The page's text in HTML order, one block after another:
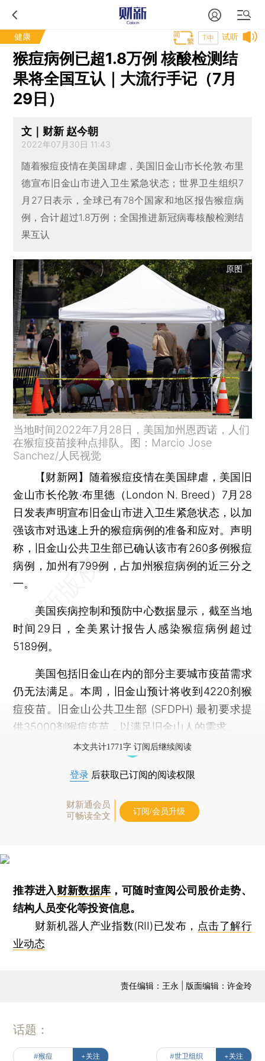
健康 试听
T中
猴痘病例已超1.8万例 核酸检测结
果将全国互认｜大流行手记（7月
29日）
文｜财新 赵今朝
2022年07月30日 11:43
随着猴痘疫情在美国肆虐，美国旧金山市长伦敦·布里
德宣布旧金山市进入卫生紧急状态；世界卫生组织7
月27日表示，全球已有78个国家和地区报告猴痘病
例，合计超过1.8万例；全国推进新冠病毒核酸检测结
果互认
原图
当地时间2022年7月28日，美国加州恩西诺，人们
在猴痘疫苗接种点排队。图：Marcio Jose
Sanchez/人民视觉
【财新网】 随着猴痘疫情在美国肆虐，美国旧
金山市长伦敦·布里德（London N. Breed）7月28
日发表声明宣布旧金山市进入卫生紧急状态，以加
强该市对迅速上升的猴痘病例的准备和应对。声明
称，旧金山公共卫生部已确认该市有260多例猴痘
病例，加州有799例，占加州猴痘病例的近三分之
一。
美国疾病控制和预防中心数据显示，截至当地
时间29日，全美累计报告人感染猴痘病例超过
5189例。
美国包括旧金山在内的部分主要城市疫苗需求
仍无法满足。本周，旧金山预计将收到4220剂猴
痘疫苗。旧金山公共卫生部 (SFDPH) 最初要求提
供35000剂猴痘疫苗，以满足旧金山人的需求。
本文共计1771字 订阅后继续阅读
登录 后获取已订阅的阅读权限
财新通会员
可畅读全文
订阅/会员升级
推荐进入财新数据库 ，可随时查阅公司股价走势、
结构人员变化等投资信息。
财新机器人产业指数(RII)已发布， 点击了解行
业动态
责任编辑：王永 | 版面编辑：许金玲
话题：
#猴痘 +关注 #世卫组织 +关注